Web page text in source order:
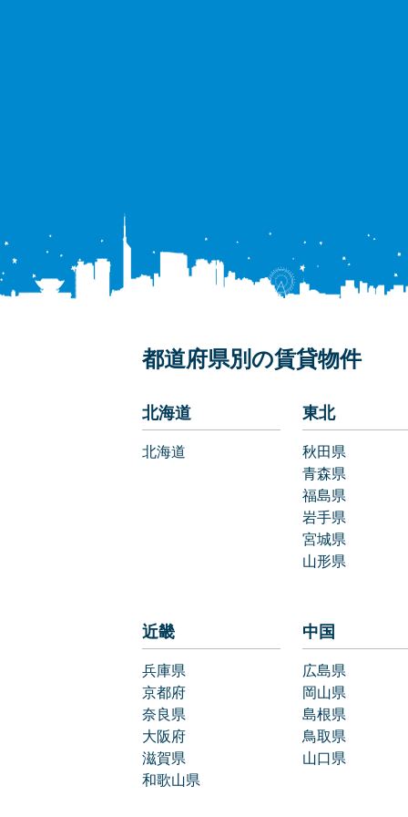
都道府県別の賃貸物件
北海道
北海道
東北
秋田県
青森県
福島県
岩手県
宮城県
山形県
近畿
兵庫県
京都府
奈良県
大阪府
滋賀県
和歌山県
中国
広島県
岡山県
島根県
鳥取県
山口県